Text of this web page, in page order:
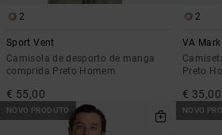
2
Sport Vent
Camisola de desporto de manga
comprida Preto Homem
€ 55,00
2
VA Mark
Preto
€ 35,00
NOVO PRODUTO NOVO